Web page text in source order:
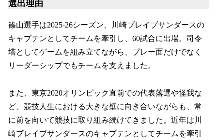
選出理由
篠山選手は2025-26シーズン、川崎ブレイブサンダースの
キャプテンとしてチームを牽引し、60試合に出場。司令
塔としてゲームを組み立てながら、プレー面だけでなく
リーダーシップでもチームを支えました。
また、東京2020オリンピック直前での代表落選や怪我な
ど、競技人生における大きな壁に向き合いながらも、常
に前を向いて競技に取り組み続けてきました。近年は川
崎ブレイブサンダースのキャプテンとしてチームを牽引